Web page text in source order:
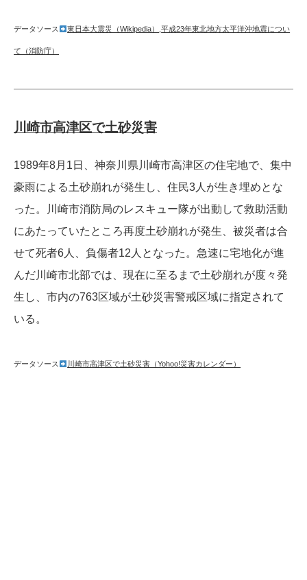
データソース 東日本大震災（Wikipedia） ,平成23年東北地方太平洋沖地震につい
て（消防庁）
川崎市高津区で土砂災害
1989年8月1日、神奈川県川崎市高津区の住宅地で、集中
豪雨による土砂崩れが発生し、住民3人が生き埋めとな
った。川崎市消防局のレスキュー隊が出動して救助活動
にあたっていたところ再度土砂崩れが発生、被災者は合
せて死者6人、負傷者12人となった。急速に宅地化が進
んだ川崎市北部では、現在に至るまで土砂崩れが度々発
生し、市内の763区域が土砂災害警戒区域に指定されて
いる。
データソース 川崎市高津区で土砂災害（Yohoo!災害カレンダー）